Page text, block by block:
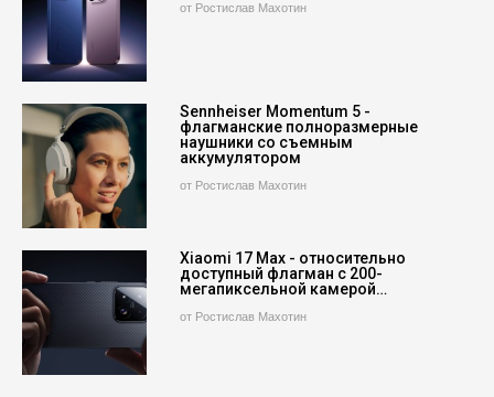
от Ростислав Махотин
Sennheiser Momentum 5 -
флагманские полноразмерные
наушники со съемным
аккумулятором
от Ростислав Махотин
Xiaomi 17 Max - относительно
доступный флагман с 200-
мегапиксельной камерой…
от Ростислав Махотин